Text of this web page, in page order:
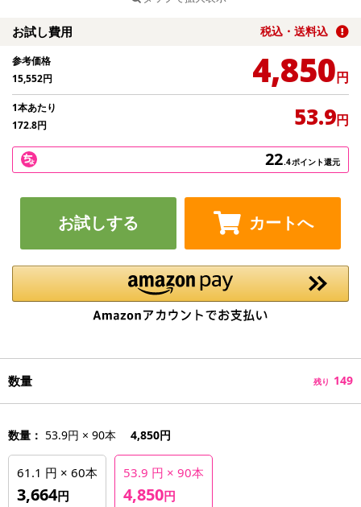
お試し費用 税込・送料込
参考価格
15,552円 4,850円
1本あたり
172.8円 53.9円
22.4ポイント還元
お試しする カートへ
数量 残り 149
数量： 53.9円 × 90本 4,850円
61.1 円 × 60本
3,664円
53.9 円 × 90本
4,850円